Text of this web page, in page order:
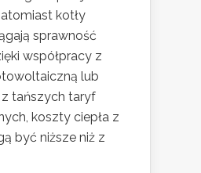
kotły
sprawność
współpracy z
lub
tańszych taryf
koszty ciepła z
być niższe niż z